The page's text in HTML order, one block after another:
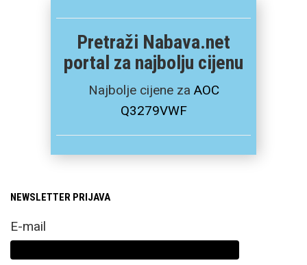
Pretraži Nabava.net
portal za najbolju cijenu
Najbolje cijene za AOC
Q3279VWF
NEWSLETTER PRIJAVA
E-mail